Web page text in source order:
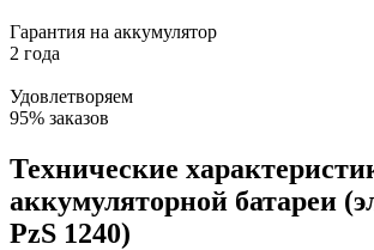
Гарантия на аккумулятор
2 года
Удовлетворяем
95% заказов
Технические
аккумуляторной батареи
PzS 1240)